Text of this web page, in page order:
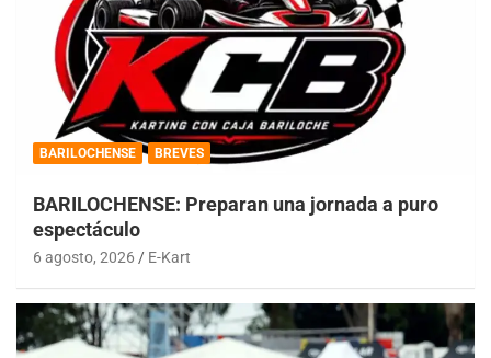
BARILOCHENSE BREVES
BARILOCHENSE: Preparan una jornada a puro
espectáculo
6 agosto, 2026 E-Kart